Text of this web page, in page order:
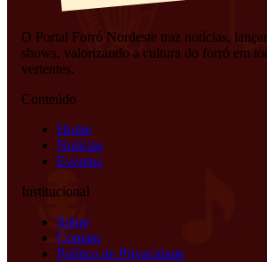
O Portal Forró Nordeste traz notícias,
shows, valorizando a cultura do forró em
vertentes.
Conteúdo
Home
Notícias
Eventos
Institucional
Sobre
Contato
Política de Privacidade